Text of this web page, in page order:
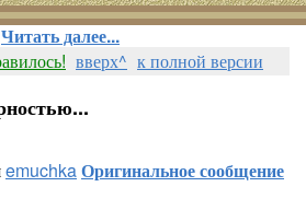
Читать далее...
вверх^ к полной версии
emuchkaОригинальное сообщение